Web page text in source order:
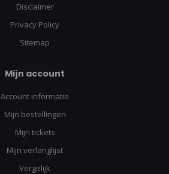
Disclaimer
Privacy Policy
Sitemap
Mijn account
Account informatie
Mijn bestellingen
Mijn tickets
Mijn verlanglijst
Vergelijk